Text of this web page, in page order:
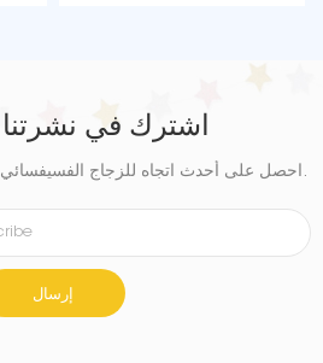
اشترك في نشرتنا
احصل على أحدث اتجاه للزجاج الفسيفسائي في صندوق الوارد الخاص بك.
إرسال